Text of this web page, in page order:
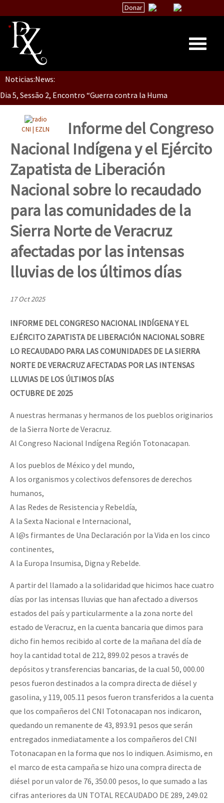
Donar
Inicio
Quiénes Somos
La palabra del EZLN
TEMAS
Chiapas
México
Latinoamérica
Mundo
EZLN
La Sexta
Migración
Mujeres
Niñxs
Audio
Video
Otras secciones
Semillero Guerra contra la Humanidad. (Las poblaciones y
la naturaleza bajo asedio)
Libros para descargar
Medios Libres
COVID-19
Eventos
Contacto
Noticias:News:
Dia 5, Sessão 2, Encontro “Guerra contra la Humanidad”
Dia 5, sessão 1, do Encontro “Guerra contra a Humanidade”(As
Dia 4 – Encontro “Guerra contra a Humanidade” (As populações
Dia 3 do Encontro “Guerra contra a Humanidade”
Dia 2 do Encontro “Guerra contra a Humanidad”
[CDMX – 20 julio] Jornadas globales por la libertad de Jesús
“Sonhando a Terra do Bem Virá” se publica no Estado Espanhol
Se o México sabe, que o mundo saiba! Nossas lutas pela
[25 abr – CDMX] Tokín por el CNI: 30 años de Resistencia y
CNI | EZLN
Informe del Congreso
Nacional Indígena y el Ejército
Zapatista de Liberación
Nacional sobre lo recaudado
para las comunidades de la
Sierra Norte de Veracruz
afectadas por las intensas
lluvias de los últimos días
17 Oct 2025
INFORME DEL CONGRESO NACIONAL INDÍGENA Y EL
EJÉRCITO ZAPATISTA DE LIBERACIÓN NACIONAL SOBRE
LO RECAUDADO PARA LAS COMUNIDADES DE LA SIERRA
NORTE DE VERACRUZ AFECTADAS POR LAS INTENSAS
LLUVIAS DE LOS ÚLTIMOS DÍAS
OCTUBRE DE 2025
A nuestras hermanas y hermanos de los pueblos originarios
de la Sierra Norte de Veracruz.
Al Congreso Nacional Indígena Región Totonacapan.
A los pueblos de México y del mundo,
A los organismos y colectivos defensores de derechos
humanos,
A las Redes de Resistencia y Rebeldía,
A la Sexta Nacional e Internacional,
A l@s firmantes de Una Declaración por la Vida en los cinco
continentes,
A la Europa Insumisa, Digna y Rebelde.
A partir del llamado a la solidaridad que hicimos hace cuatro
días por las intensas lluvias que han afectado a diversos
estados del país y particularmente a la zona norte del
estado de Veracruz, en la cuenta bancaria que dimos para
dicho fin hemos recibido al corte de la mañana del día de
hoy la cantidad total de 212, 899.02 pesos a través de
depósitos y transferencias bancarias, de la cual 50, 000.00
pesos fueron destinados a la compra directa de diésel y
gasolina, y 119, 005.11 pesos fueron transferidos a la cuenta
que los compañeros del CNI Totonacapan nos indicaron,
quedando un remanente de 43, 893.91 pesos que serán
entregados inmediatamente a los compañeros del CNI
Totonacapan en la forma que nos lo indiquen. Asimismo, en
el marco de esta campaña se hizo una compra directa de
diésel por un valor de 76, 350.00 pesos, lo que sumado a las
cifras anteriores da UN TOTAL RECAUDADO DE 289, 249.02